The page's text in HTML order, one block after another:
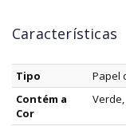
Características
Tipo
Papel
Contém a
Cor